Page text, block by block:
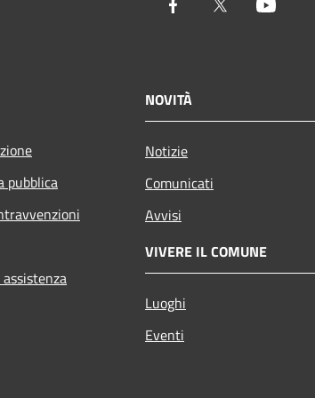
Facebook Twitter
pubblica
NOVITÀ
Notizie
Comunicati
Avvisi
VIVERE IL COMUNE
Luoghi
Eventi